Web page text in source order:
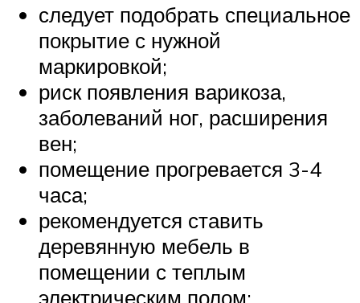
следует подобрать специальное
покрытие с нужной
маркировкой;
риск появления варикоза,
заболеваний ног, расширения
вен;
помещение прогревается 3-4
часа;
рекомендуется ставить
деревянную мебель в
помещении с теплым
электрическим полом;